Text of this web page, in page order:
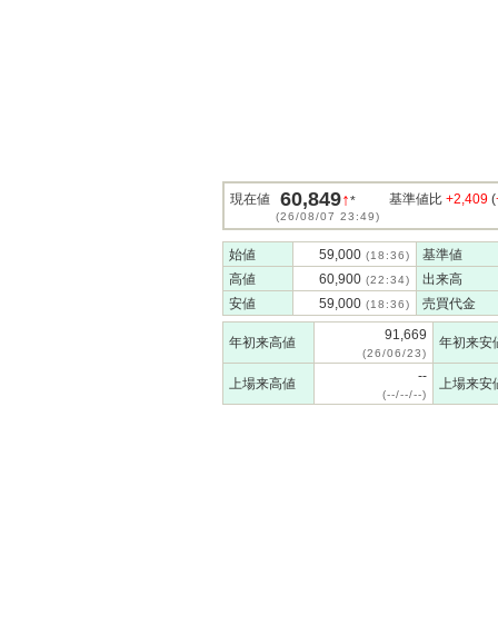
現在値 60,849↑*
(26/08/07 23:49)
基準値比 +2,409 (
始値 59,000 (18:36)
基準値
高値
60,900 (22:34)
出来高
安値
59,000 (18:36) 売買代金
年初来高値 91,669
(26/06/23)
年初来安
上場来高値 --
(--/--/--)
上場来安